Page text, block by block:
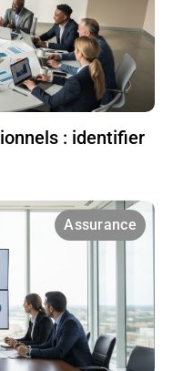
: identifier
Assurance